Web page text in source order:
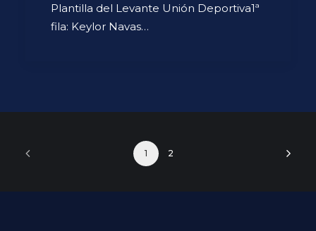
Plantilla del Levante Unión Deportiva1ª
fila: Keylor Navas…
1 2